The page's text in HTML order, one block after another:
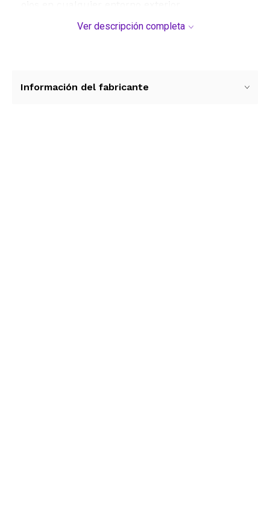
Con un ajuste cómodo y envolvente de
milímetros y un largo de patilla de 135
Ver descripción completa
Información del fabricante